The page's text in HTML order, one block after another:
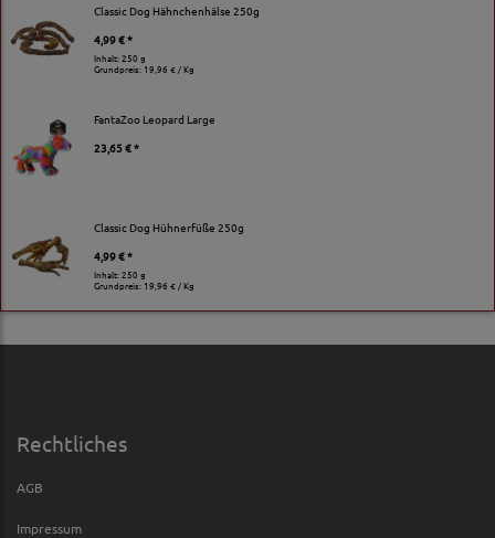
Classic Dog Hähnchenhälse 250g
4,99 € *
Inhalt: 250 g
Grundpreis: 19,96 € / Kg
FantaZoo Leopard Large
23,65 € *
Classic Dog Hühnerfüße 250g
4,99 € *
Inhalt: 250 g
Grundpreis: 19,96 € / Kg
Rechtliches
AGB
Impressum